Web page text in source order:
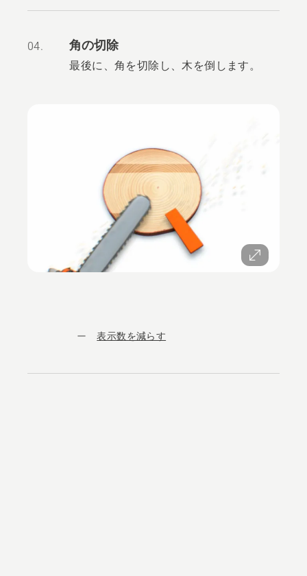
04. 角の切除
最後に、角を切除し、木を倒します。
表示数を減らす